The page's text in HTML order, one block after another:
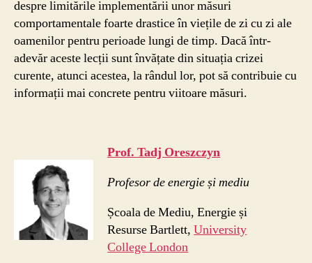
despre limitările implementării unor măsuri
comportamentale foarte drastice în viețile de zi cu zi ale
oamenilor pentru perioade lungi de timp. Dacă într-
adevăr aceste lecții sunt învățate din situația crizei
curente, atunci acestea, la rândul lor, pot să contribuie cu
informații mai concrete pentru viitoare măsuri. ​
Prof. Tadj Oreszczyn
Profesor de energie și mediu
Școala de Mediu, Energie și
Resurse Bartlett,University
College London